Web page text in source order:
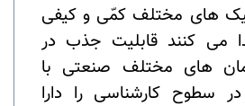
های مختلف کمّی و کیفی
می کنند قابلیت جذب در
های مختلف صنعتی با
سطوح کارشناسی را دارا